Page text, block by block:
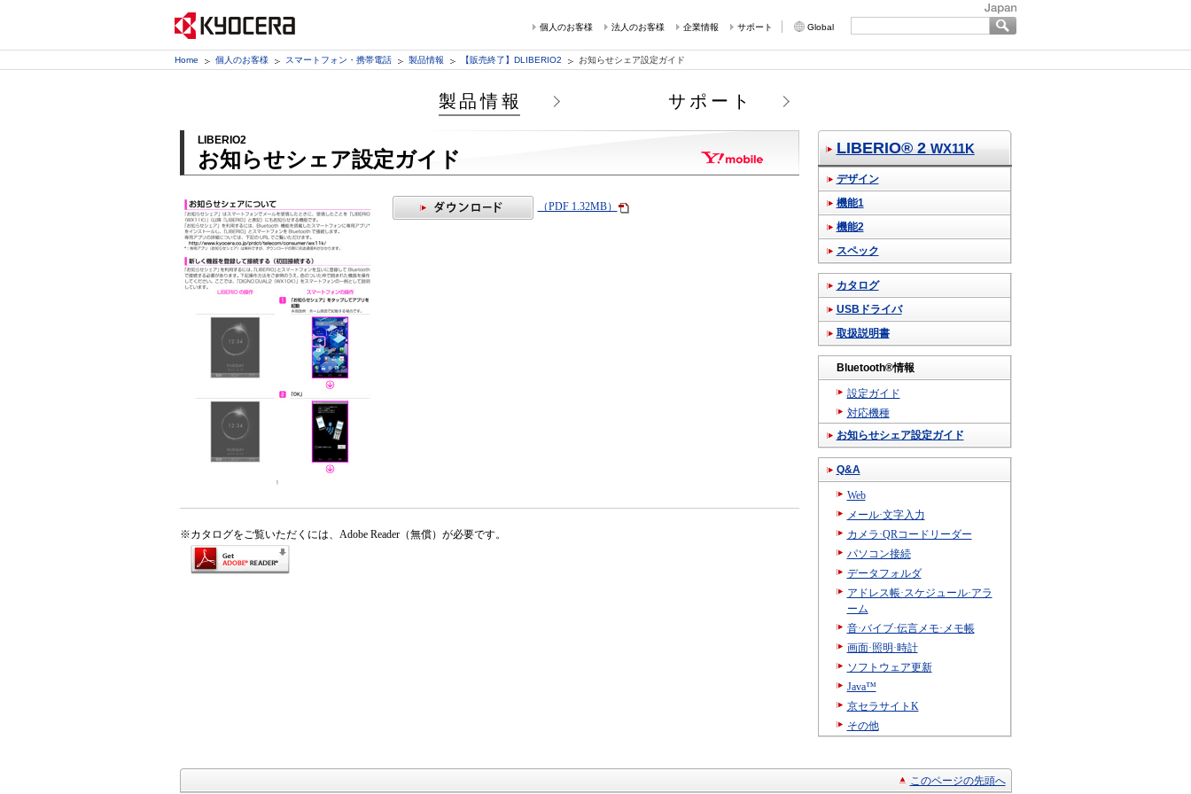
個人のお客様 法人のお客様 企業情報 サポート Global
Home 個人のお客様 スマートフォン・携帯電話 製品情報 【販売終了】DLIBERIO2 お知らせシェア設定ガイド
製品情報 サポート
LIBERIO2
お知らせシェア設定ガイド
（PDF 1.32MB）
※カタログをご覧いただくには、Adobe Reader（無償）が必要です。
LIBERIO® 2 WX11K
デザイン
機能1
機能2
スペック
カタログ
USBドライバ
取扱説明書
Bluetooth®情報
設定ガイド
対応機種
お知らせシェア設定ガイド
Q&A
Web
メール·文字入力
カメラ·QRコードリーダー
パソコン接続
データフォルダ
アドレス帳·スケジュール·アラ
ーム
音·バイブ·伝言メモ·メモ帳
画面·照明·時計
ソフトウェア更新
Java™
京セラサイトK
その他
このページの先頭へ